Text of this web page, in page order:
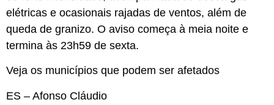
elétricas e ocasionais rajadas de ventos, além de
queda de granizo. O aviso começa à meia noite e
termina às 23h59 de sexta.
Veja os municípios que podem ser afetados
ES – Afonso Cláudio